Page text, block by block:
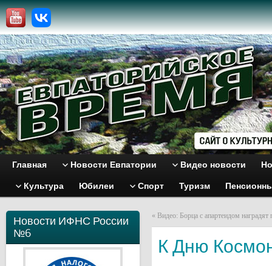
Главная Новости Евпатории Видео новости
Культура Юбилеи Спорт Туризм
Новости ИФНС России
№6
« Видео: Борца с апартеидом наградят
К Дню